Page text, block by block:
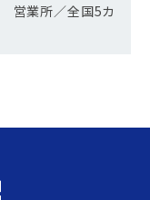
営業所／全国5カ